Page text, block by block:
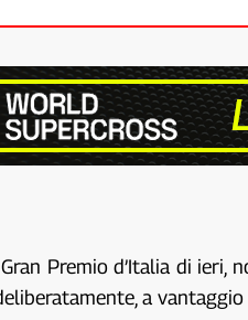
Premio d’Italia di
a